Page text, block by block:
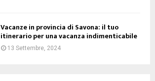
Vacanze in provincia di Savona: il tuo
itinerario per una vacanza indimenticabile
13 Settembre, 2024